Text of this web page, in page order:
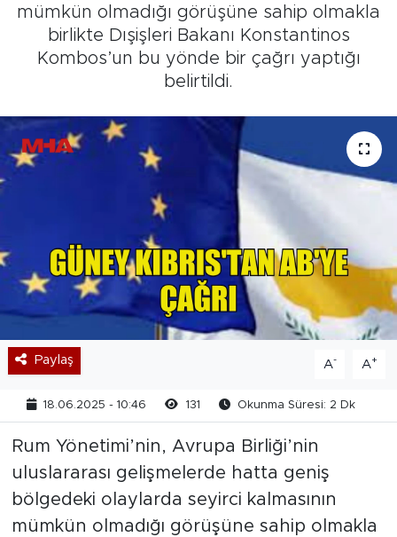
mümkün olmadığı görüşüne sahip olmakla
birlikte Dışişleri Bakanı Konstantinos
Kombos’un bu yönde bir çağrı yaptığı
belirtildi.
Paylaş A- A+
18.06.2025 - 10:46 131 Okunma Süresi: 2 Dk
Rum Yönetimi’nin, Avrupa Birliği’nin
uluslararası gelişmelerde hatta geniş
bölgedeki olaylarda seyirci kalmasının
mümkün olmadığı görüşüne sahip olmakla